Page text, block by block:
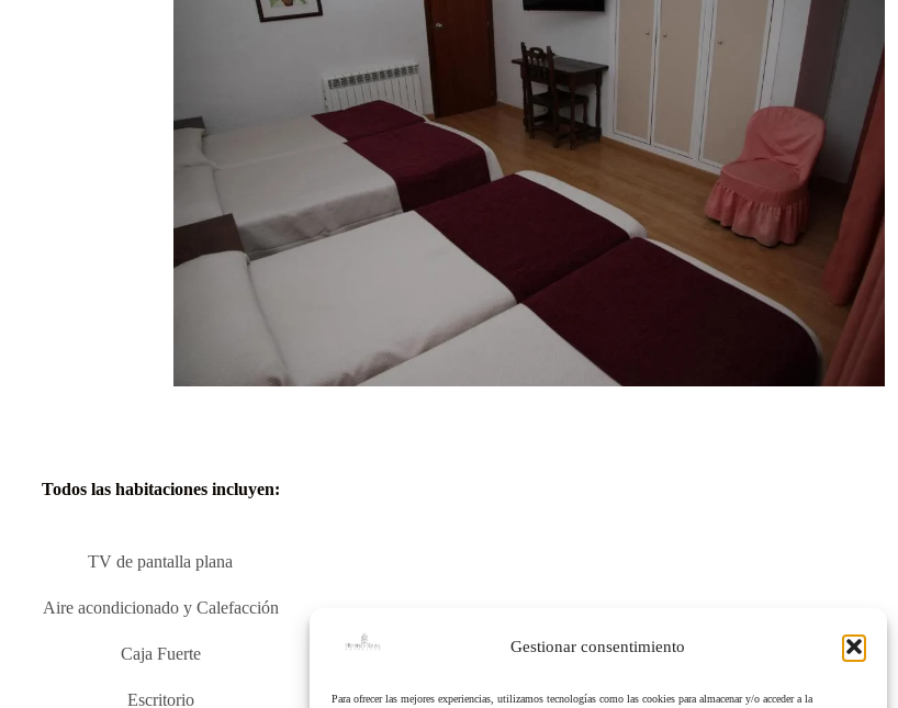
Gestionar consentimiento
Para ofrecer las mejores experiencias, utilizamos tecnologías como las cookies para almacenar y/o acceder a la
Todos las habitaciones incluyen:
TV de pantalla plana
Aire acondicionado y Calefacción
Caja Fuerte
Escritorio